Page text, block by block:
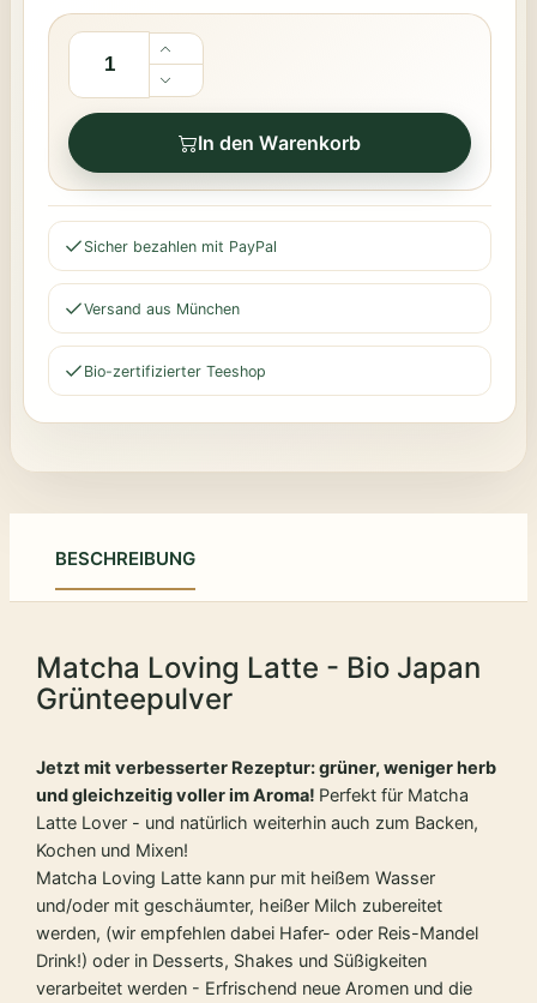
In den Warenkorb
Sicher bezahlen mit PayPal
Versand aus München
Bio-zertifizierter Teeshop
BESCHREIBUNG
Matcha Loving Latte - Bio Japan
Grünteepulver
Jetzt mit verbesserter Rezeptur: grüner, weniger herb
und gleichzeitig voller im Aroma! Perfekt für Matcha
Latte Lover - und natürlich weiterhin auch zum Backen,
Kochen und Mixen!
Matcha Loving Latte kann pur mit heißem Wasser
und/oder mit geschäumter, heißer Milch zubereitet
werden, (wir empfehlen dabei Hafer- oder Reis-Mandel
Drink!) oder in Desserts, Shakes und Süßigkeiten
verarbeitet werden - Erfrischend neue Aromen und die